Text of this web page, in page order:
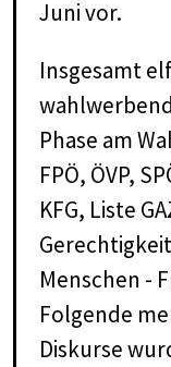
Juni vor.
Insgesamt
Phase am
FPÖ, ÖVP,
KFG, Liste
Menschen -
Folgende
Diskurse